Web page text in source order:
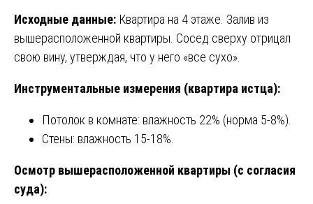
Исходные данные: Квартира на 4 этаже. Залив из
вышерасположенной квартиры. Сосед сверху отрицал
свою вину, утверждая, что у него «все сухо».
Инструментальные измерения (квартира истца):
Потолок в комнате: влажность 22% (норма 5-8%).
Стены: влажность 15-18%.
Осмотр вышерасположенной квартиры (с согласия
суда):